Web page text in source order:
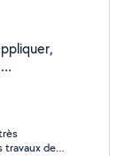
travaux de